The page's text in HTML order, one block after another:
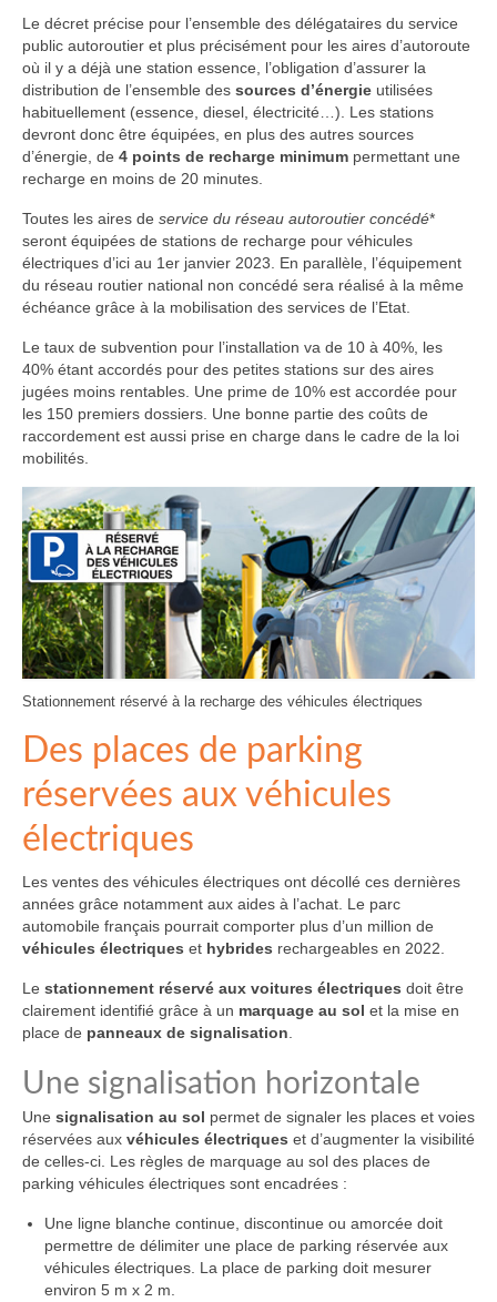
Le décret précise pour l’ensemble des délégataires du service
public autoroutier et plus précisément pour les aires d’autoroute
où il y a déjà une station essence, l’obligation d’assurer la
distribution de l’ensemble des sources d’énergie utilisées
habituellement (essence, diesel, électricité…). Les stations
devront donc être équipées, en plus des autres sources
d’énergie, de 4 points de recharge minimum permettant une
recharge en moins de 20 minutes.
Toutes les aires de service du réseau autoroutier concédé*
seront équipées de stations de recharge pour véhicules
électriques d’ici au 1er janvier 2023. En parallèle, l’équipement
du réseau routier national non concédé sera réalisé à la même
échéance grâce à la mobilisation des services de l’Etat.
Le taux de subvention pour l’installation va de 10 à 40%, les
40% étant accordés pour des petites stations sur des aires
jugées moins rentables. Une prime de 10% est accordée pour
les 150 premiers dossiers. Une bonne partie des coûts de
raccordement est aussi prise en charge dans le cadre de la loi
mobilités.
Stationnement réservé à la recharge des véhicules électriques
Des places de parking
réservées aux véhicules
électriques
Les ventes des véhicules électriques ont décollé ces dernières
années grâce notamment aux aides à l’achat. Le parc
automobile français pourrait comporter plus d’un million de
véhicules électriques et hybrides rechargeables en 2022.
Le stationnement réservé aux voitures électriques doit être
clairement identifié grâce à un marquage au sol et la mise en
place de panneaux de signalisation.
Une signalisation horizontale
Une signalisation au sol permet de signaler les places et voies
réservées aux véhicules électriques et d’augmenter la visibilité
de celles-ci. Les règles de marquage au sol des places de
parking véhicules électriques sont encadrées :
Une ligne blanche continue, discontinue ou amorcée doit
permettre de délimiter une place de parking réservée aux
véhicules électriques. La place de parking doit mesurer
environ 5 m x 2 m.